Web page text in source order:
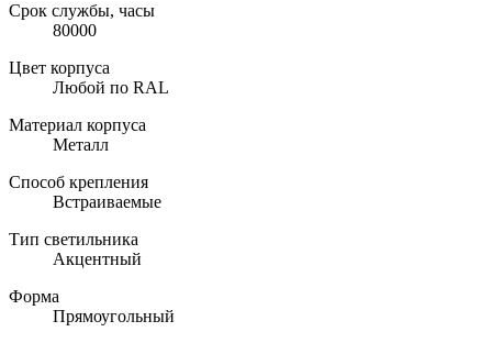
Срок службы, часы
80000
Цвет корпуса
Любой по RAL
Материал корпуса
Металл
Способ крепления
Встраиваемые
Тип светильника
Акцентный
Форма
Прямоугольный